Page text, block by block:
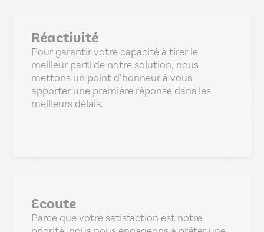
Réactivité
Pour garantir votre capacité à tirer le
meilleur parti de notre solution, nous
mettons un point d’honneur à vous
apporter une première réponse dans les
meilleurs délais.
Ecoute
Parce que votre satisfaction est notre